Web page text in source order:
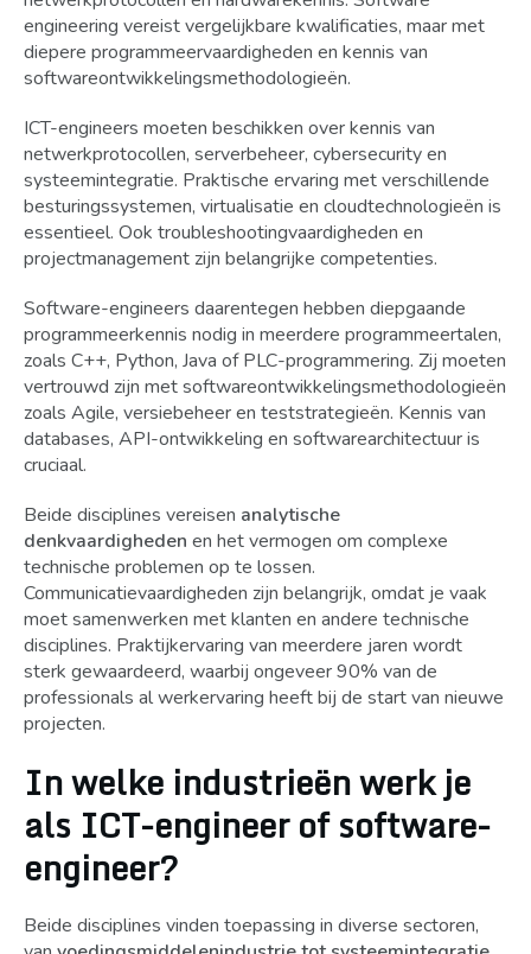
engineering vereist vergelijkbare kwalificaties, maar met
diepere programmeervaardigheden en kennis van
softwareontwikkelingsmethodologieën.
ICT-engineers moeten beschikken over kennis van
netwerkprotocollen, serverbeheer, cybersecurity en
systeemintegratie. Praktische ervaring met verschillende
besturingssystemen, virtualisatie en cloudtechnologieën is
essentieel. Ook troubleshootingvaardigheden en
projectmanagement zijn belangrijke competenties.
Software-engineers daarentegen hebben diepgaande
programmeerkennis nodig in meerdere programmeertalen,
zoals C++, Python, Java of PLC-programmering. Zij moeten
vertrouwd zijn met softwareontwikkelingsmethodologieën
zoals Agile, versiebeheer en teststrategieën. Kennis van
databases, API-ontwikkeling en softwarearchitectuur is
cruciaal.
Beide disciplines vereisen analytische
denkvaardigheden en het vermogen om complexe
technische problemen op te lossen.
Communicatievaardigheden zijn belangrijk, omdat je vaak
moet samenwerken met klanten en andere technische
disciplines. Praktijkervaring van meerdere jaren wordt
sterk gewaardeerd, waarbij ongeveer 90% van de
professionals al werkervaring heeft bij de start van nieuwe
projecten.
In welke industrieën werk je
als ICT-engineer of software-
engineer?
Beide disciplines vinden toepassing in diverse sectoren,